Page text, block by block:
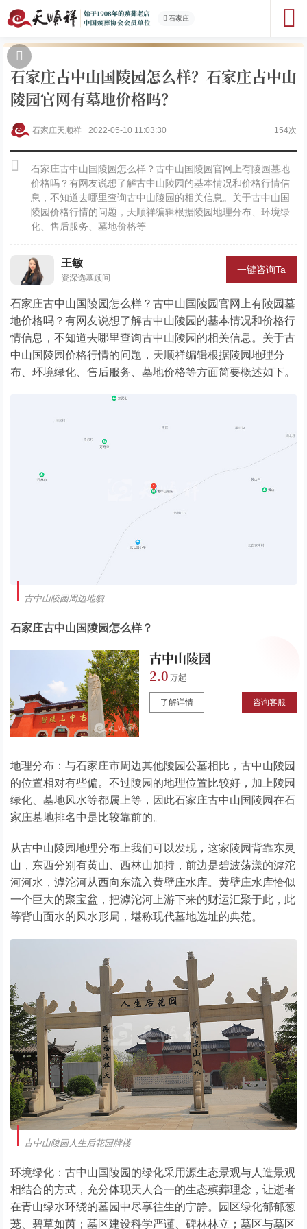
石家庄
石家庄古中山国陵园怎么样？石家庄古中山
陵园官网有墓地价格吗？
石家庄天顺祥 2022-05-10 11:03:30 154次
石家庄古中山国陵园怎么样？古中山国陵园官网上有陵园墓地
价格吗？有网友说想了解古中山陵园的基本情况和价格行情信
息，不知道去哪里查询古中山陵园的相关信息。关于古中山国
陵园价格行情的问题，天顺祥编辑根据陵园地理分布、环境绿
化、售后服务、墓地价格等
王敏
资深选墓顾问
一键咨询Ta
石家庄古中山国陵园怎么样？古中山国陵园官网上有陵园墓
地价格吗？有网友说想了解古中山陵园的基本情况和价格行
情信息，不知道去哪里查询古中山陵园的相关信息。关于古
中山国陵园价格行情的问题，天顺祥编辑根据陵园地理分
布、环境绿化、售后服务、墓地价格等方面简要概述如下。
古中山陵园周边地貌
石家庄古中山国陵园怎么样？
古中山陵园
2.0
了解详情 咨询客服
地理分布：与石家庄市周边其他陵园公墓相比，古中山陵园
的位置相对有些偏。不过陵园的地理位置比较好，加上陵园
绿化、墓地风水等都属上等，因此石家庄古中山国陵园在石
家庄墓地排名中是比较靠前的。
从古中山陵园地理分布上我们可以发现，这家陵园背靠东灵
山，东西分别有黄山、西林山加持，前边是碧波荡漾的滹沱
河河水，滹沱河从西向东流入黄壁庄水库。黄壁庄水库恰似
一个巨大的聚宝盆，把滹沱河上游下来的财运汇聚于此，此
等背山面水的风水形局，堪称现代墓地选址的典范。
古中山陵园人生后花园牌楼
环境绿化：古中山国陵园的绿化采用源生态景观与人造景观
相结合的方式，充分体现天人合一的生态殡葬理念，让逝者
在青山绿水环绕的墓园中尽享往生的宁静。园区绿化郁郁葱
茏、碧草如茵；墓区建设科学严谨、碑林林立；墓区与墓区